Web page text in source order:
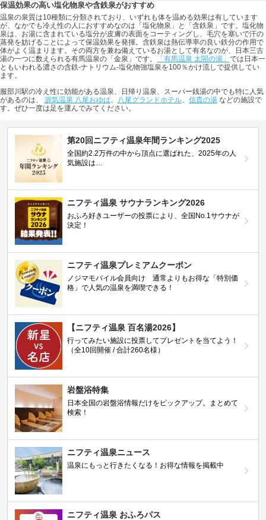
保温効果の高い塩化物泉や含鉄泉がおすすめ
温泉の泉質は10種類に分類されており、いずれも体を温める効果は有しています
が、なかでも冷え性の人におすすめなのは「塩化物泉」と「含鉄泉」です。塩化物
泉は、お湯に含まれている塩分が皮膚の表面をコーティングし、毛穴を塞いで汗の
蒸発を妨げることによって保温効果を発揮。含鉄泉は熱伝導率の良い鉄分の作用で
体がよく温まります。その両方を兼ね備えているお湯として有名なのが、日本三古
湯の一つに数えられる有馬温泉の「金泉」です。
「有馬温泉 太閤の湯」 では日本一
ともいわれる濃さの含鉄-ナトリウム-塩化物強塩泉を100％かけ流しで提供してい
ます。
服部川駅の冷え性に効能がある温泉、日帰り温泉、スーパー銭湯の中でも特に人気
があるのは、 源気温泉 八尾おゆば 八尾グランドホテル 信貴の湯 などの施設で
す。ぜひ一度は足を運んでみてください。
第20回ニフティ温泉年間ランキング2025
全国約2.2万件の中から頂点に選ばれた、2025年の人
気施設は…
ニフティ温泉 サウナランキング2026
おふろ好きユーザーの投票により、全国No.1サウナが
決定！
ニフティ温泉プレミアムクーポン
ノジマモバイル会員向け 通常よりもお得な「特別価
格」で人気の温泉を満喫できる！
【ニフティ温泉 百名湯2026】
行ってみたい施設に投票してプレゼントを当てよう！
（全10回開催 / 合計260名様）
岩盤浴特集
日本全国の岩盤浴情報だけをピックアップ。まとめて
検索！
ニフティ温泉ニュース
温泉にもっと行きたくなる！お得な情報を掲載中
ニフティ温泉 おふろパス